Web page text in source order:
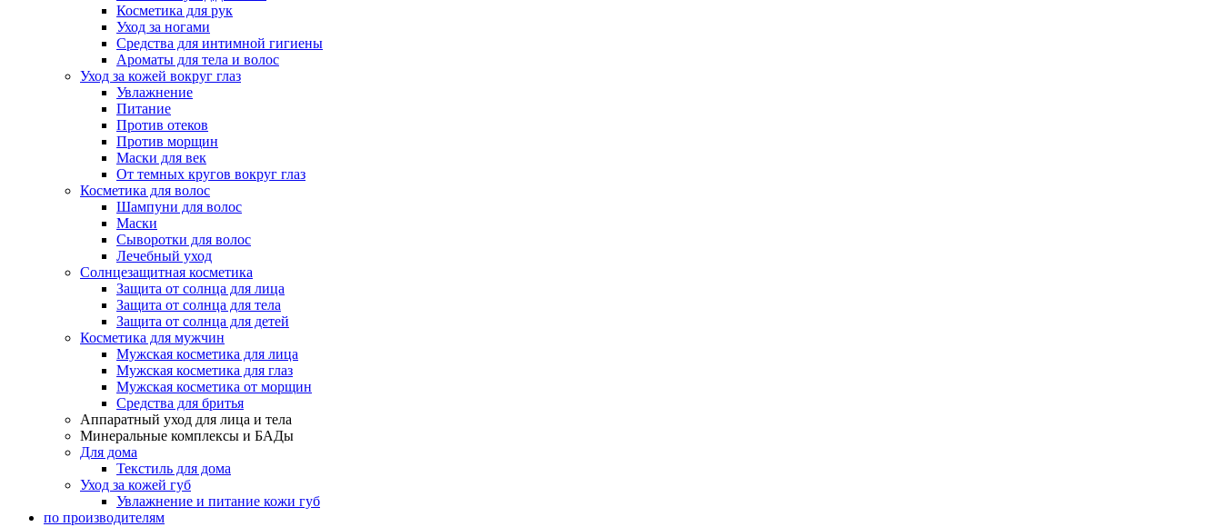
Косметика для рук
Уход за ногами
Средства для интимной гигиены
Ароматы для тела и волос
Уход за кожей вокруг глаз
Увлажнение
Питание
Против отеков
Против морщин
Маски для век
От темных кругов вокруг глаз
Косметика для волос
Шампуни для волос
Маски
Сыворотки для волос
Лечебный уход
Солнцезащитная косметика
Защита от солнца для лица
Защита от солнца для тела
Защита от солнца для детей
Косметика для мужчин
Мужская косметика для лица
Мужская косметика для глаз
Мужская косметика от морщин
Средства для бритья
Аппаратный уход для лица и тела
Минеральные комплексы и БАДы
Для дома
Текстиль для дома
Уход за кожей губ
Увлажнение и питание кожи губ
по производителям